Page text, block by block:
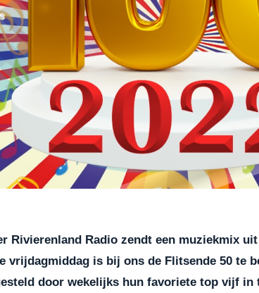
Rivierenland Radio zendt een muziekmix
vrijdagmiddag is bij ons de Flitsende 50 te
door wekelijks hun favoriete top vijf in